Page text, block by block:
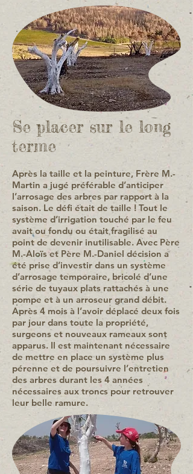
Se placer sur le long
terme
Après la taille et la peinture, Frère M.-
Martin a jugé préférable d’anticiper
l’arrosage des arbres par rapport à la
saison. Le défi était de taille ! Tout le
système d’irrigation touché par le feu
avait ou fondu ou était fragilisé au
point de devenir inutilisable. Avec Père
M.-Aloïs et Père M.-Daniel décision a
été prise d’investir dans un système
d’arrosage temporaire, bricolé d’une
série de tuyaux plats rattachés à une
pompe et à un arroseur grand débit.
Après 4 mois à l’avoir déplacé deux fois
par jour dans toute la propriété,
surgeons et nouveaux rameaux sont
apparus. Il est maintenant nécessaire
de mettre en place un système plus
pérenne et de poursuivre l’entretien
des arbres durant les 4 années
nécessaires aux troncs pour retrouver
leur belle ramure.